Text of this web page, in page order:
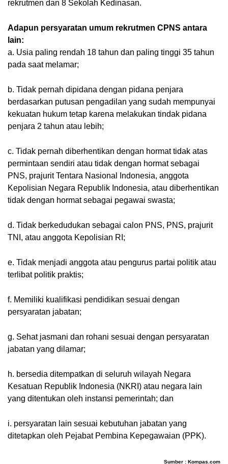
rekrutmen dan 8 Sekolah Kedinasan.
Adapun persyaratan umum rekrutmen CPNS antara
lain:
a. Usia paling rendah 18 tahun dan paling tinggi 35 tahun
pada saat melamar;
b. Tidak pernah dipidana dengan pidana penjara
berdasarkan putusan pengadilan yang sudah mempunyai
kekuatan hukum tetap karena melakukan tindak pidana
penjara 2 tahun atau lebih;
c. Tidak pernah diberhentikan dengan hormat tidak atas
permintaan sendiri atau tidak dengan hormat sebagai
PNS, prajurit Tentara Nasional Indonesia, anggota
Kepolisian Negara Republik Indonesia, atau diberhentikan
tidak dengan hormat sebagai pegawai swasta;
d. Tidak berkedudukan sebagai calon PNS, PNS, prajurit
TNI, atau anggota Kepolisian RI;
e. Tidak menjadi anggota atau pengurus partai politik atau
terlibat politik praktis;
f. Memiliki kualifikasi pendidikan sesuai dengan
persyaratan jabatan;
g. Sehat jasmani dan rohani sesuai dengan persyaratan
jabatan yang dilamar;
h. bersedia ditempatkan di seluruh wilayah Negara
Kesatuan Republik Indonesia (NKRI) atau negara lain
yang ditentukan oleh instansi pemerintah; dan
i. persyaratan lain sesuai kebutuhan jabatan yang
ditetapkan oleh Pejabat Pembina Kepegawaian (PPK).
Sumber : Kompas.com